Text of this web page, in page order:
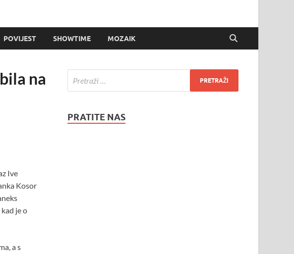
POVIJEST SHOWTIME MOZAIK
na
Ive
Kosor
je o
a s
PRATITE NAS